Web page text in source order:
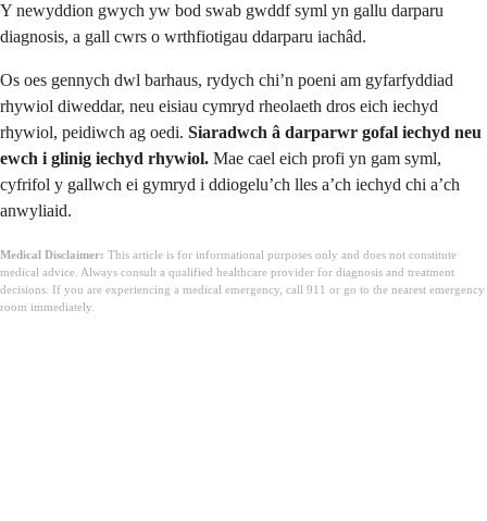
Y newyddion gwych yw bod swab gwddf syml yn gallu darparu
diagnosis, a gall cwrs o wrthfiotigau ddarparu iachâd.
Os oes gennych dwl barhaus, rydych chi’n poeni am gyfarfyddiad
rhywiol diweddar, neu eisiau cymryd rheolaeth dros eich iechyd
rhywiol, peidiwch ag oedi. Siaradwch â darparwr gofal iechyd neu
ewch i glinig iechyd rhywiol. Mae cael eich profi yn gam syml,
cyfrifol y gallwch ei gymryd i ddiogelu’ch lles a’ch iechyd chi a’ch
anwyliaid.
Medical Disclaimer: This article is for informational purposes only and does not constitute
medical advice. Always consult a qualified healthcare provider for diagnosis and treatment
decisions. If you are experiencing a medical emergency, call 911 or go to the nearest emergency
room immediately.